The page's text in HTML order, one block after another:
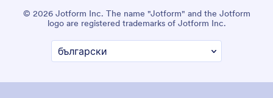
© 2026 Jotform Inc. The name "Jotform" and the Jotform
logo are registered trademarks of Jotform Inc.